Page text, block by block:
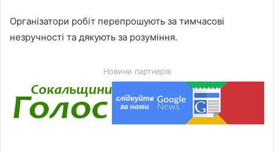
Організатори робіт перепрошують за тимчасові
незручності та дякують за розуміння.
Новини партнерів